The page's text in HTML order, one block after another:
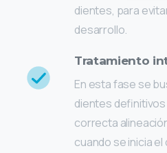
dientes, para
desarrollo.
Tratamiento
En esta fase se
dientes
correcta
cuando se inicia